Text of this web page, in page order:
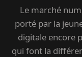
Le marché
porté par la
digitale encore
qui font la